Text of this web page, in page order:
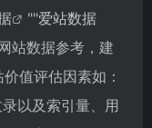
""爱站数据
站数据参考，建
值评估因素如：
以及索引量、用